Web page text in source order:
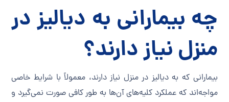
چه بیمارانی به دیالیز در
منزل نیاز دارند؟
بیمارانی که به دیالیز در منزل نیاز دارند، معمولاً با شرایط خاصی
مواجه‌اند که عملکرد کلیه‌های آن‌ها به طور کافی صورت نمی‌گیرد و